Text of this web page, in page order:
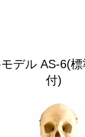
デル AS-6(
付)